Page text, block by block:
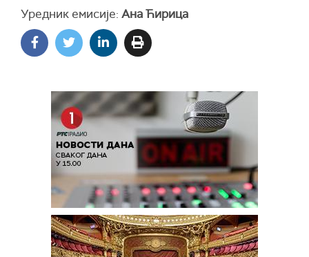
Уредник емисије: Ана Ћирица